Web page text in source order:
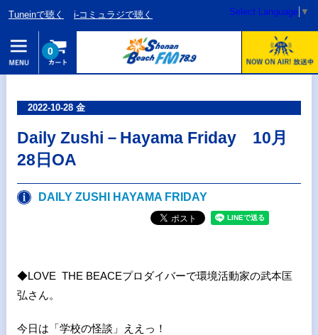
Tuneinで聴く i-コミュラジで聴く Select Language ▼
0
2022-10-28 金
Daily Zushi－Hayama Friday 10月
28日OA
DAILY ZUSHI HAYAMA FRIDAY
◆LOVE THE BEACEプロダイバーで環境活動家の武本匡
弘さん。
今日は「学校の怪談」ええっ！